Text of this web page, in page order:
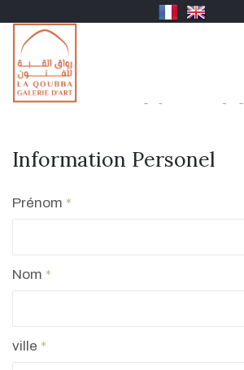
vieux Riad
Information Personel
Prénom *
Nom *
ville *